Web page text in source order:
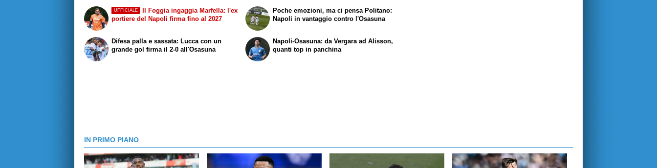
UFFICIALE
Il Foggia ingaggia Marfella: l'ex
portiere del Napoli firma fino al 2027
Difesa palla e sassata: Lucca con un
grande gol firma il 2-0 all'Osasuna
Poche emozioni, ma ci pensa Politano:
Napoli in vantaggio contro l'Osasuna
Napoli-Osasuna: da Vergara ad Alisson,
quanti top in panchina
IN PRIMO PIANO